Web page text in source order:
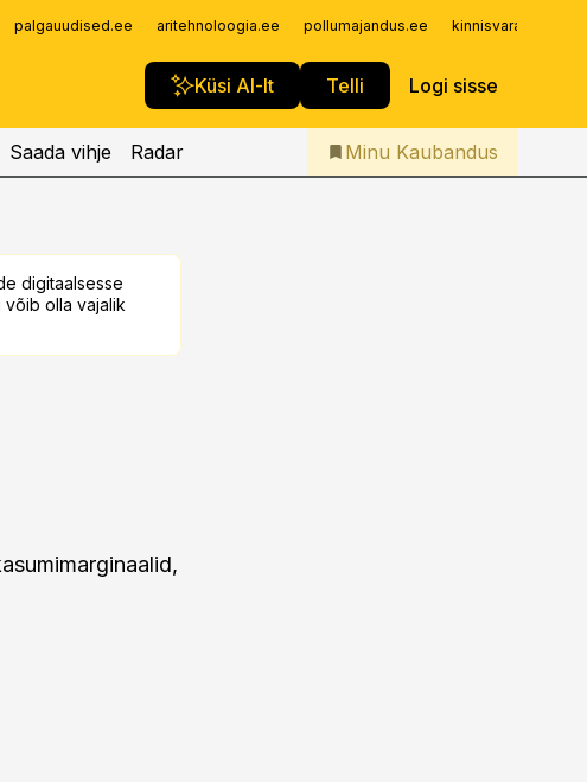
palgauudised.ee aritehnoloogia.ee pollumajandus.ee
Küsi AI-lt Telli Logi sisse
Iseteenindus
Telli Kaubandus
Saada vihje Radar Minu Kaubandus
digitaalsesse
võib olla vajalik